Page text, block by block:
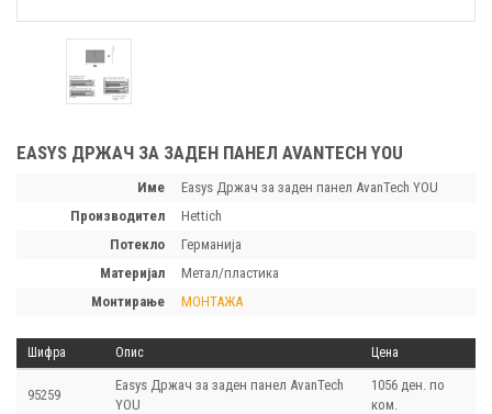
EASYS ДРЖАЧ ЗА ЗАДЕН ПАНЕЛ AVANTECH YOU
Име
Easys Држач за заден панел AvanTech YOU
производител
Hettich
потекло
Германија
материјал
Метал/пластика
монтирање
МОНТАЖА
Шифра Опис Цена
95259
Easys Држач за заден панел AvanTech
YOU
1056 ден. по
ком.